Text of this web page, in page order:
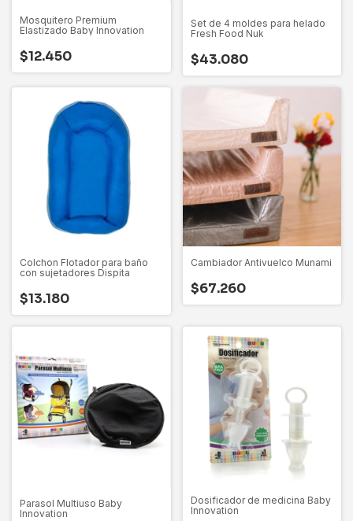
Mosquitero Premium
Elastizado Baby Innovation
$12.450
Set de 4 moldes para helado
Fresh Food Nuk
$43.080
Colchon Flotador para baño
con sujetadores Dispita
$13.180
Cambiador Antivuelco Munami
$67.260
Parasol Multiuso Baby
Innovation
Dosificador de medicina Baby
Innovation